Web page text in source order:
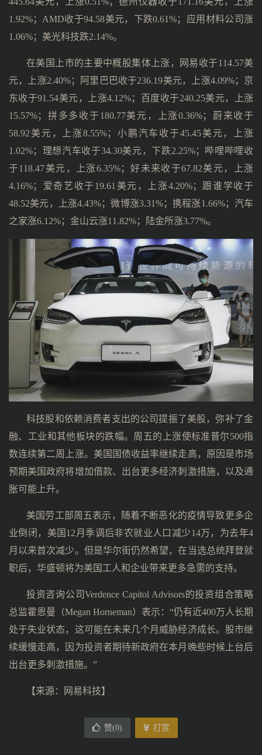
1.92%；AMD收于94.58美元，下跌0.61%；应用材料公司涨
1.06%；美光科技跌2.14%。
在美国上市的主要中概股集体上涨，网易收于114.57美
元，上涨2.40%；阿里巴巴收于236.19美元，上涨4.09%；京
东收于91.54美元，上涨4.12%；百度收于240.25美元，上涨
15.57%；拼多多收于180.77美元，上涨0.36%；蔚来收于
58.92美元，上涨8.55%；小鹏汽车收于45.45美元，上涨
1.02%；理想汽车收于34.30美元，下跌2.25%；哔哩哔哩收
于118.47美元，上涨6.35%；好未来收于67.82美元，上涨
4.16%；爱奇艺收于19.61美元，上涨4.20%；跟谁学收于
48.52美元，上涨4.43%；微博涨3.31%；携程涨1.66%；汽车
之家涨6.12%；金山云涨11.82%；陆金所涨3.77%。
科技股和依赖消费者支出的公司提振了美股，弥补了金
融、工业和其他板块的跌幅。周五的上涨使标准普尔500指
数连续第二周上涨。美国国债收益率继续走高，原因是市场
预期美国政府将增加借款、出台更多经济刺激措施，以及通
胀可能上升。
美国劳工部周五表示，随着不断恶化的疫情导致更多企
业倒闭，美国12月季调后非农就业人口减少14万，为去年4
月以来首次减少。但是华尔街仍然希望，在当选总统拜登就
职后，华盛顿将为美国工人和企业带来更多急需的支持。
投资咨询公司Verdence Capitol Advisors的投资组合策略
总监霍恩曼（Megan Horneman）表示：“仍有近400万人长期
处于失业状态，这可能在未来几个月威胁经济成长。股市继
续缓慢走高，因为投资者期待新政府在本月晚些时候上台后
出台更多刺激措施。”
【来源：网易科技】
赞(0) 打赏